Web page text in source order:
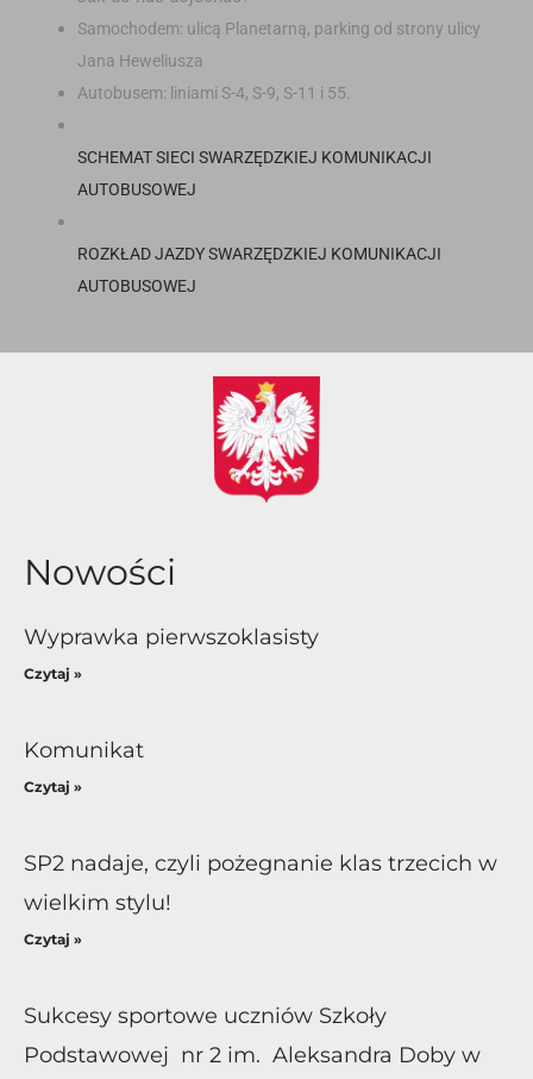
Samochodem: ulicą Planetarną, parking od strony ulicy
Jana Heweliusza
Autobusem: liniami S-4, S-9, S-11 i 55.
SCHEMAT SIECI SWARZĘDZKIEJ KOMUNIKACJI
AUTOBUSOWEJ
ROZKŁAD JAZDY SWARZĘDZKIEJ KOMUNIKACJI
AUTOBUSOWEJ
Nowości
Wyprawka pierwszoklasisty
Czytaj »
Komunikat
Czytaj »
SP2 nadaje, czyli pożegnanie klas trzecich w
wielkim stylu!
Czytaj »
Sukcesy sportowe uczniów Szkoły
Podstawowej nr 2 im. Aleksandra Doby w